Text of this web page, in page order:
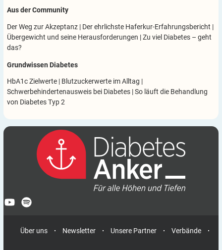
Aus der Community
Der Weg zur Akzeptanz | Der ehrlichste Haferkur-Erfahrungsbericht |
Übergewicht und seine Herausforderungen |Zu viel Diabetes – geht
das?
Grundwissen Diabetes
HbA1c Zielwerte | Blutzuckerwerte im Alltag |
Schwerbehindertenausweis bei Diabetes |So läuft die Behandlung
von Diabetes Typ 2
Über uns Newsletter Unsere Partner Verbände